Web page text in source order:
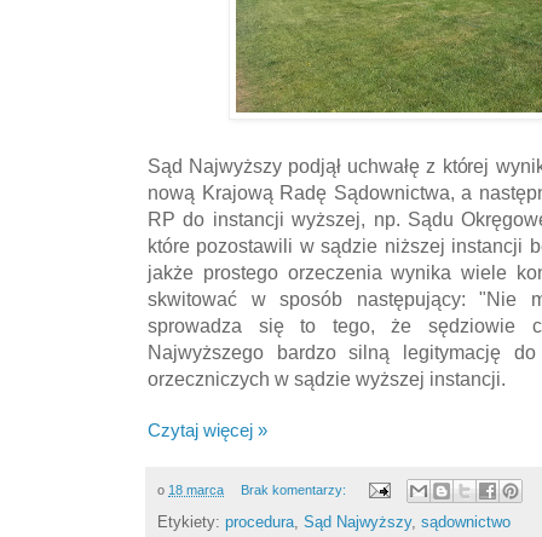
Sąd Najwyższy podjął uchwałę z której
nową Krajową Radę Sądownictwa, a
RP do instancji wyższej, np. Sądu
które pozostawili w sądzie niższej instancji
jakże prostego orzeczenia wynika wiele
skwitować w sposób następujący: "Nie
sprowadza się to tego, że sędziowie
Najwyższego bardzo silną legitymację
orzeczniczych w sądzie wyższej instancji.
Czytaj więcej »
o 18 marca Brak komentarzy:
Etykiety: procedura, Sąd Najwyższy, sądownictwo